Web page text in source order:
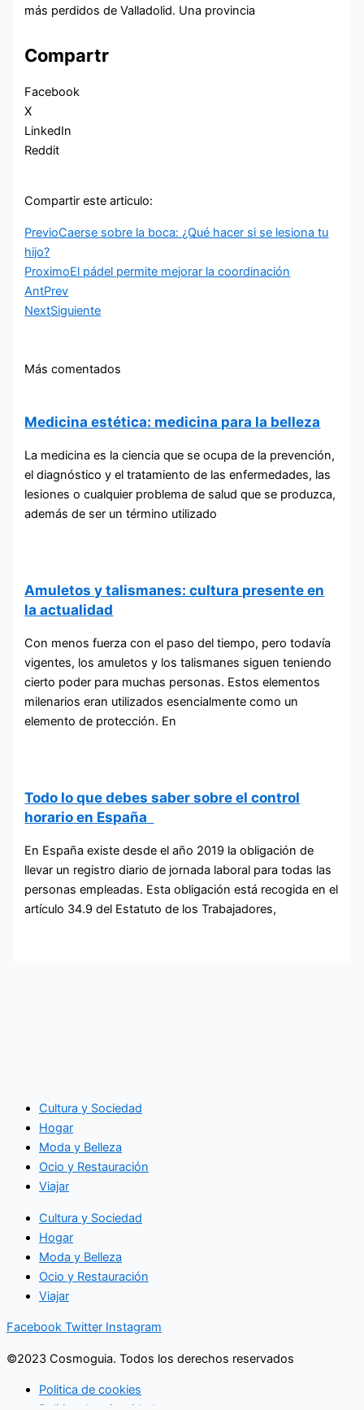
más perdidos de Valladolid. Una provincia
Compartr
Facebook
X
LinkedIn
Reddit
Compartir este articulo:
PrevioCaerse sobre la boca: ¿Qué hacer si se lesiona tu
hijo?
ProximoEl pádel permite mejorar la coordinación
AntPrev
NextSiguiente
Más comentados
Medicina estética: medicina para la belleza
La medicina es la ciencia que se ocupa de la prevención,
el diagnóstico y el tratamiento de las enfermedades, las
lesiones o cualquier problema de salud que se produzca,
además de ser un término utilizado
Amuletos y talismanes: cultura presente en
la actualidad
Con menos fuerza con el paso del tiempo, pero todavía
vigentes, los amuletos y los talismanes siguen teniendo
cierto poder para muchas personas. Estos elementos
milenarios eran utilizados esencialmente como un
elemento de protección. En
Todo lo que debes saber sobre el control
horario en España
En España existe desde el año 2019 la obligación de
llevar un registro diario de jornada laboral para todas las
personas empleadas. Esta obligación está recogida en el
artículo 34.9 del Estatuto de los Trabajadores,
Cultura y Sociedad
Hogar
Moda y Belleza
Ocio y Restauración
Viajar
Cultura y Sociedad
Hogar
Moda y Belleza
Ocio y Restauración
Viajar
Facebook Twitter Instagram
©2023 Cosmoguia. Todos los derechos reservados
Politica de cookies